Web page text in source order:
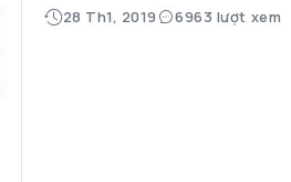
28 Th1, 2019 6963 lượt xem